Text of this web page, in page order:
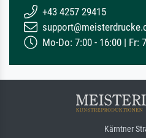
+43 4257 29415
Mo-Do: 7:00 - 16:00 | Fr:
Kärntner